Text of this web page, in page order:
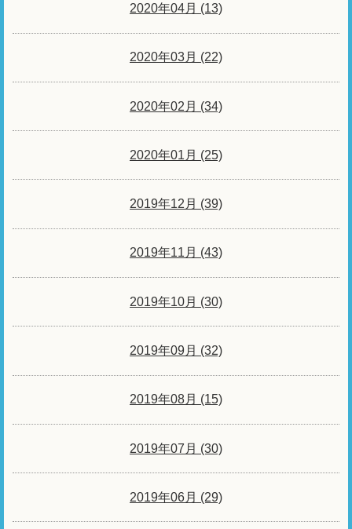
2020年04月 (13)
2020年03月 (22)
2020年02月 (34)
2020年01月 (25)
2019年12月 (39)
2019年11月 (43)
2019年10月 (30)
2019年09月 (32)
2019年08月 (15)
2019年07月 (30)
2019年06月 (29)